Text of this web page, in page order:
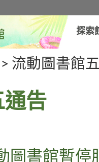
探索
> 流動圖書館
通告
圖書館暫停